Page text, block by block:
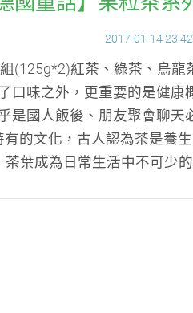
2017-01-14 23:42
(125g*2)紅茶、綠茶、烏
口味之外，更重要的是健
是國人飯後、朋友聚會聊
的文化，古人認為茶是養
葉成為日常生活中不可少